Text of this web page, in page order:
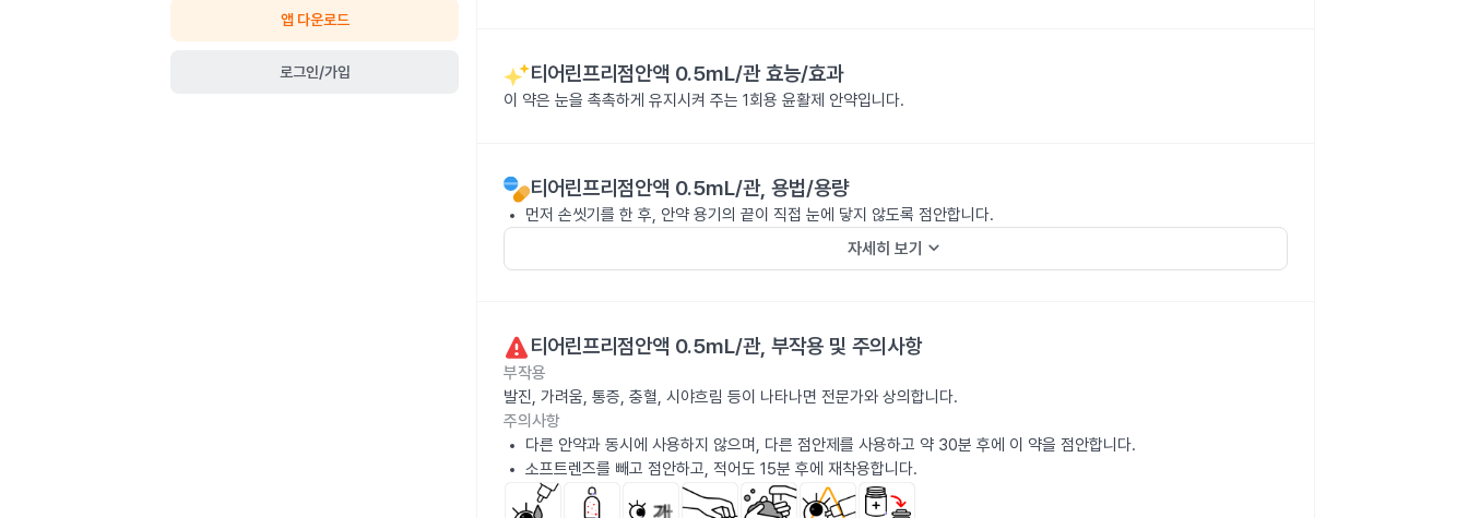
앱 다운로드
로그인/가입 티어린프리점안액 0.5mL/관효능/효과
이 약은 눈을 촉촉하게 유지시켜 주는 1회용 윤활제 안약입니다.
티어린프리점안액 0.5mL/관, 용법/용량
먼저 손씻기를 한 후, 안약 용기의 끝이 직접 눈에 닿지 않도록 점안합니다.
자세히 보기 keyboard_arrow_down
티어린프리점안액 0.5mL/관, 부작용 및 주의사항
부작용
발진, 가려움, 통증, 충혈, 시야흐림 등이 나타나면 전문가와 상의합니다.
주의사항
다른 안약과 동시에 사용하지 않으며, 다른 점안제를 사용하고 약 30분 후에 이 약을 점안합니다.
소프트렌즈를 빼고 점안하고, 적어도 15분 후에 재착용합니다.